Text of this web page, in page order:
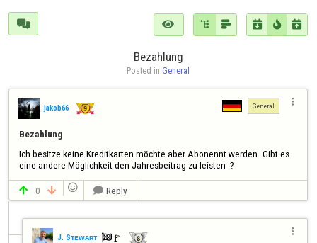
      
Bezahlung
Posted in General
jakob66 General 
Bezahlung
Ich besitze keine Kreditkarten möchte aber Abonennt werden. Gibt es
eine andere Möglichkeit den Jahresbeitrag zu leisten  ?
 0    Reply
J. Sᴛᴇᴡᴀʀᴛ 🚩️
